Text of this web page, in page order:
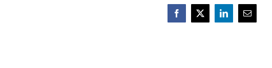
Facebook
X LinkedIn
E-
mail